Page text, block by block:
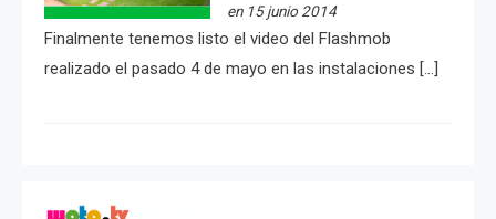
en 15 junio 2014
Finalmente tenemos listo el video del Flashmob
realizado el pasado 4 de mayo en las instalaciones […]